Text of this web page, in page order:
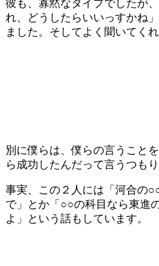
彼も、寡黙なタイプでしたが
れ、どうしたらいいっすかね
ました。そしてよく聞いてくれ
別に僕らは、僕らの言うこと
ら成功したんだって言うつも
事実、この２人には「河合の
で」とか「○○の科目なら東進
よ」という話もしています。